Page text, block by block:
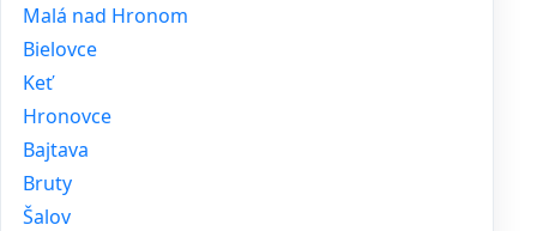
Malá nad Hronom
Bielovce
Keť
Hronovce
Bajtava
Bruty
Šalov